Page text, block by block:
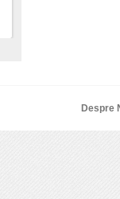
Despre